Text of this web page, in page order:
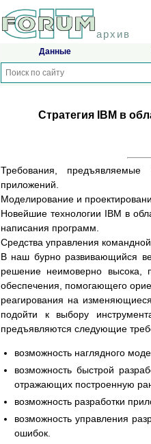
архив
Данные
Стратегия IBM в
Требования, предъявляемые
приложений.
Моделирование и
Новейшие технологии IBM в
написания программ.
Средства управления
В наш бурно развивающийся
решение неимоверно высока,
обеспечения, помогающего
реагирования на
подойти к выбору
предъявляются следующие
возможность наглядного
возможность быстрой
отражающих построенную
возможность разработки
возможность управления
ошибок.